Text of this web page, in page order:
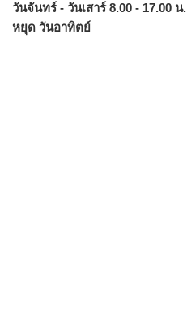
วันจันทร์ - วันเสาร์ 8.00 - 17.00 น.
หยุด วันอาทิตย์